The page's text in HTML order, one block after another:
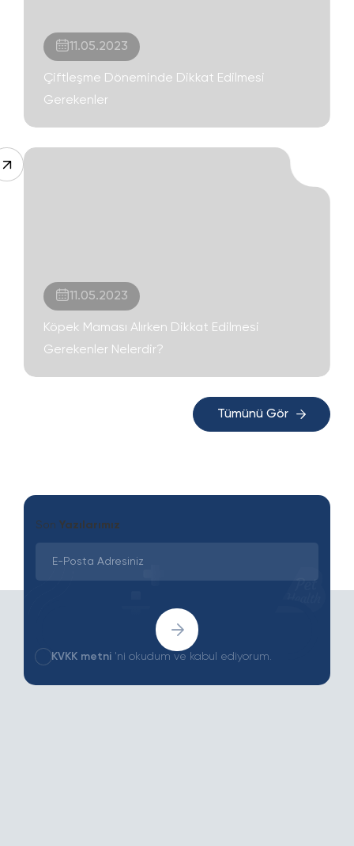
11.05.2023
Çiftleşme Döneminde Dikkat Edilmesi
Gerekenler
11.05.2023
Köpek Maması Alırken Dikkat Edilmesi
Gerekenler Nelerdir?
Tümünü Gör
Son Yazılarımız
KVKK metni 'ni okudum ve kabul ediyorum.